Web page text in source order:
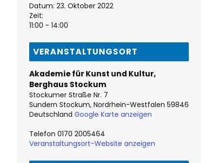
Datum: 23. Oktober 2022
Zeit:
11:00 - 14:00
VERANSTALTUNGSORT
Akademie für Kunst und Kultur,
Berghaus Stockum
Stockumer Straße Nr. 7
Sundern Stockum, Nordrhein-Westfalen 59846
Deutschland Google Karte anzeigen
Telefon 0170 2005464
Veranstaltungsort-Website anzeigen